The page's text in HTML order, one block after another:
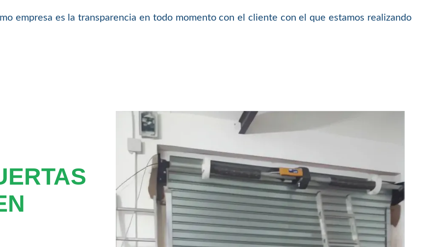
empresa es la transparencia en todo momento con el cliente con el que estamos realizando